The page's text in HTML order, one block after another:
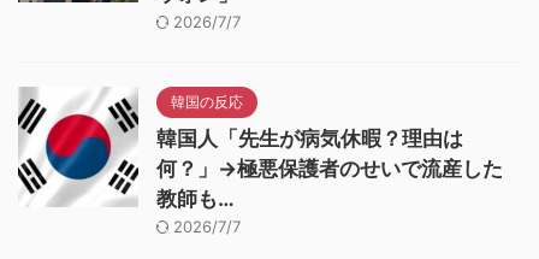
2026/7/7
韓国の反応
韓国人「先生が病気休暇？理由は
何？」→極悪保護者のせいで流産した
教師も…
2026/7/7